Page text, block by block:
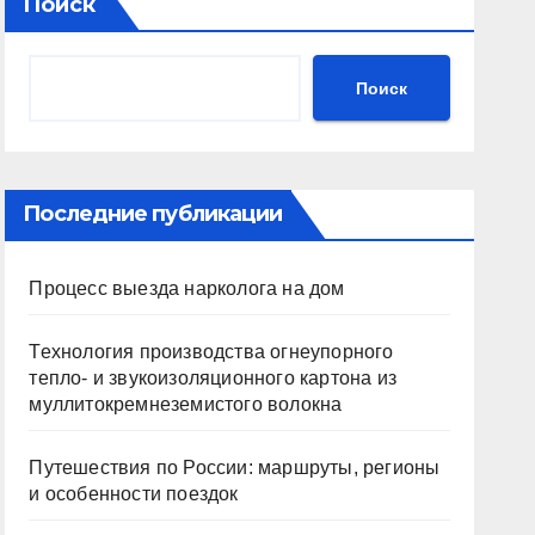
Поиск
Последние публикации
Процесс выезда нарколога на дом
Технология производства огнеупорного
тепло- и звукоизоляционного картона из
муллитокремнеземистого волокна
Путешествия по России: маршруты, регионы
и особенности поездок